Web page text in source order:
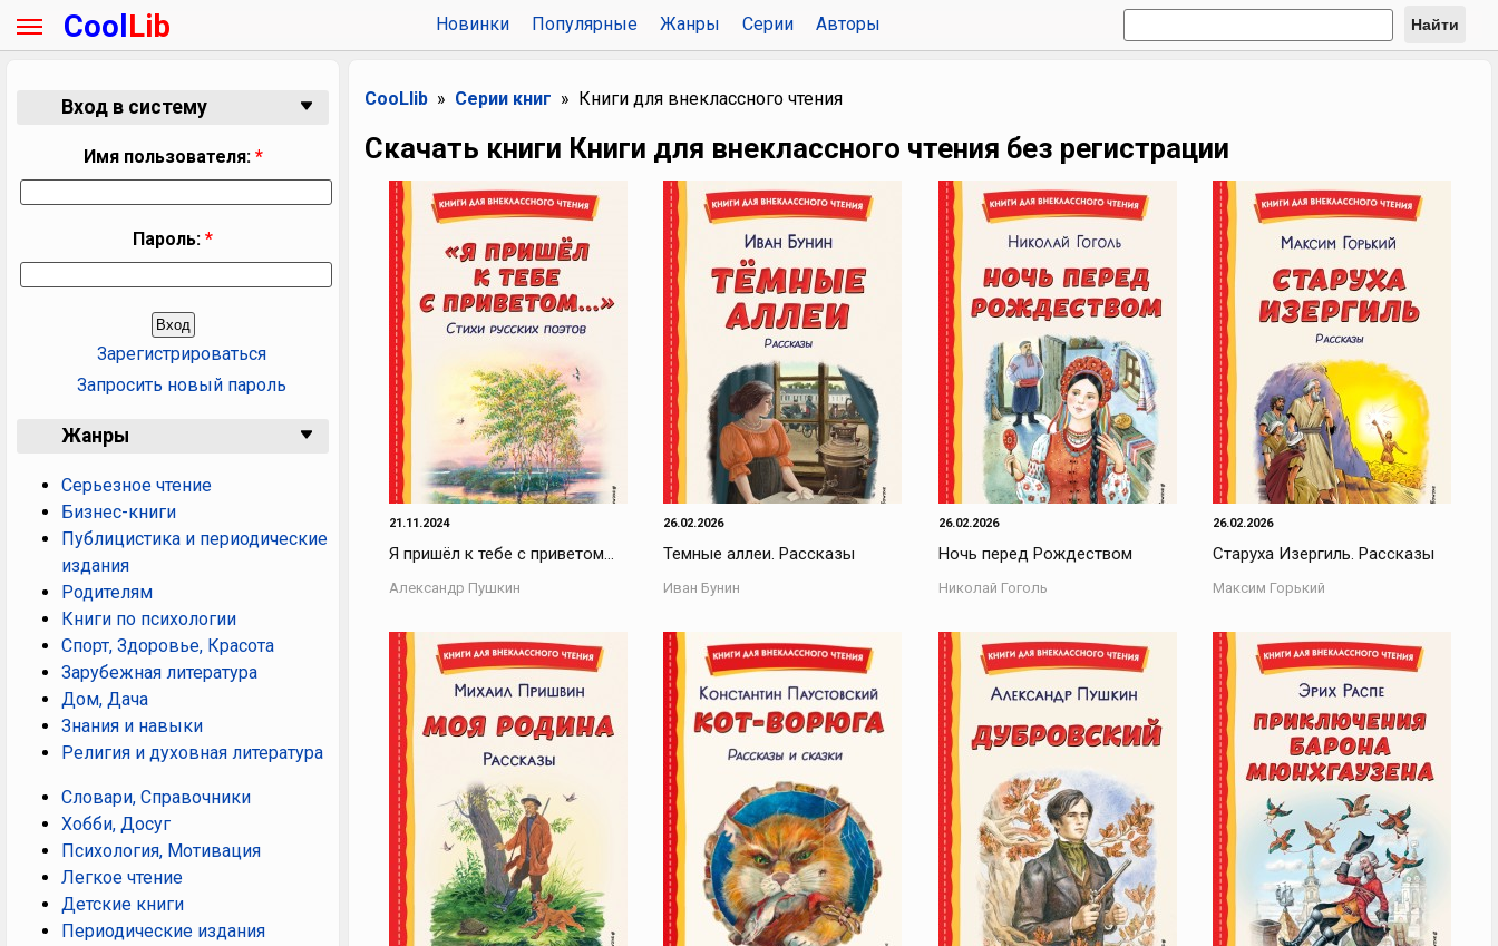
Cool Lib Найти
Новинки Популярные Жанры Серии Авторы
Вход в систему
Имя пользователя: *
Пароль: *
Зарегистрироваться
Запросить новый пароль
Жанры
Серьезное чтение
Бизнес-книги
Публицистика и периодические
издания
Родителям
Книги по психологии
Спорт, Здоровье, Красота
Зарубежная литература
Дом, Дача
Знания и навыки
Религия и духовная литература
Словари, Справочники
Хобби, Досуг
Психология, Мотивация
Легкое чтение
Детские книги
Периодические издания
CooLlib Серии книг Книги для внеклассного чтения
Скачать книги Книги для внеклассного чтения без регистрации
21.11.2024
Я пришёл к тебе с приветом…
Александр Пушкин
26.02.2026
Темные аллеи. Рассказы
Иван Бунин
26.02.2026
Ночь перед Рождеством
Николай Гоголь
26.02.2026
Старуха Изергиль. Рассказы
Максим Горький